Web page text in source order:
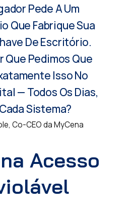
Pede A Um
Que Fabrique Sua
De Escritório.
Que Pedimos Que
Isso No
— Todos Os Dias,
Sistema?
Co-CEO da MyCena
Acesso